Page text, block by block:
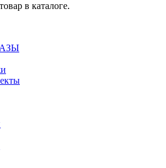
в каталоге.